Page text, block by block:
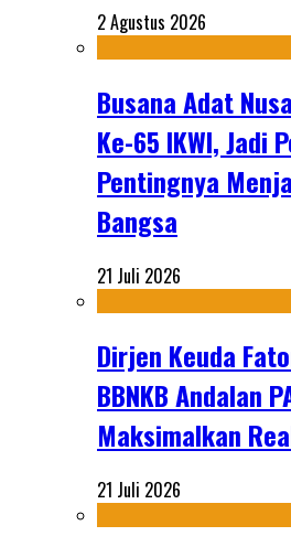
2 Agustus 2026
Busana Adat
Ke-65 IKWI, Jadi
Pentingnya
Bangsa
21 Juli 2026
Dirjen Keuda
BBNKB Andalan
Maksimalkan
21 Juli 2026